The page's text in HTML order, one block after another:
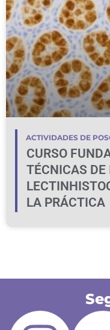
ACTIVIDADES DE
CURSO
TÉCNICAS
LA PRÁCTICA